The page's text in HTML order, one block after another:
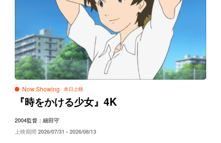
Now Showing
『時をかける少女』 4K
2004監督：細田守
上映期間 2026/07/31 - 2026/08/13